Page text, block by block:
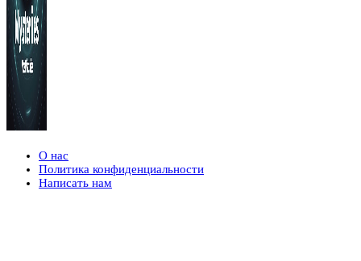
О нас
Политика конфиденциальности
Написать нам